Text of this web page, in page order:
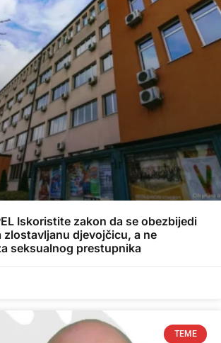
Iskoristite zakon da se obezbijedi
zlostavljanu djevojčicu, a ne
seksualnog prestupnika
TEME